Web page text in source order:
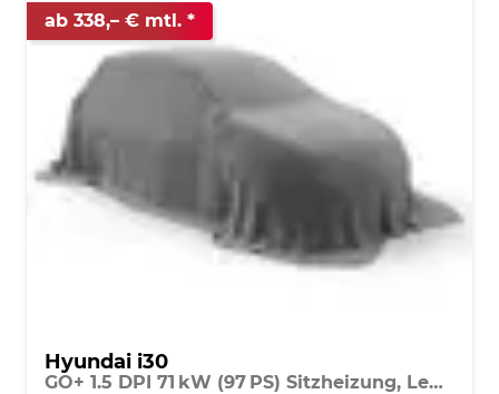
ab 338,– € mtl.
Hyundai i30
GO+ 1.5 DPI 71 kW (97 PS) Sitzheizung, Lenkradheizung, 2-Zonen-Klimaautomatik, Android Auto, Apple CarPlay, Navigationssystem, DAB, Indutkionsladen für Smartphones, 17 Zoll Leichtmetallfelgen, uvm.